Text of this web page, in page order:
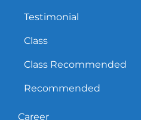
Testimonial
Class
Class Recommended
Recommended
Career